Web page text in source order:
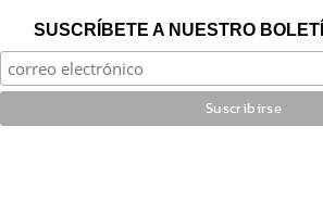
SUSCRÍBETE A NUESTRO